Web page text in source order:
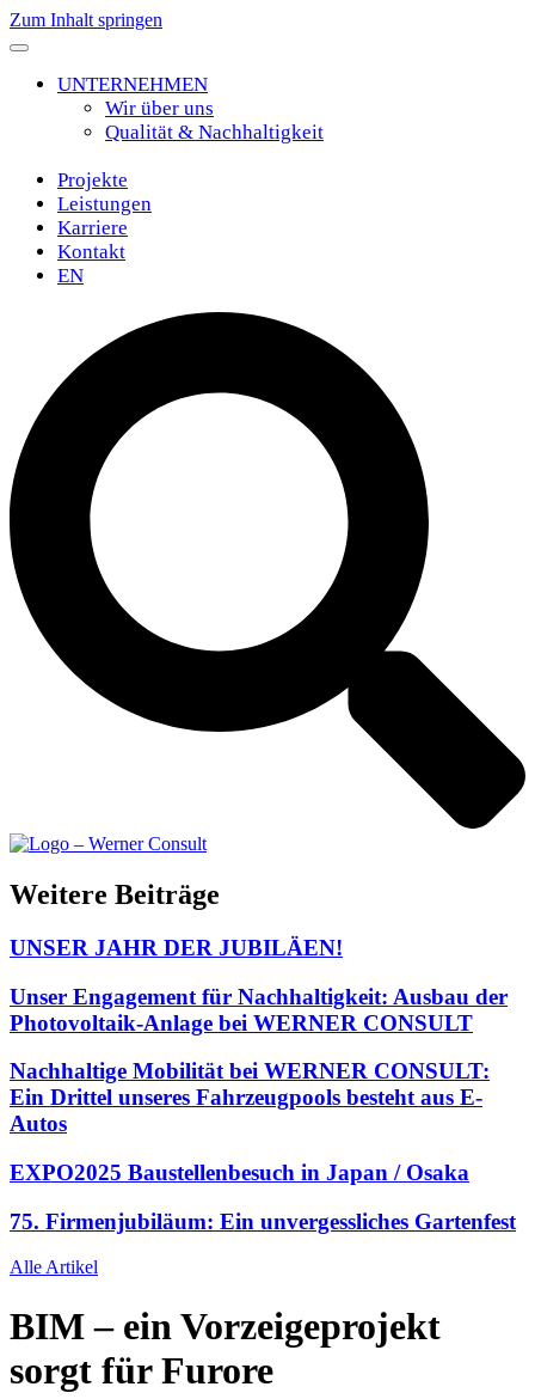
Zum Inhalt springen
UNTERNEHMEN
Wir über uns
Qualität & Nachhaltigkeit
Projekte
Leistungen
Karriere
Kontakt
EN
Weitere Beiträge
UNSER JAHR DER JUBILÄEN!
Unser Engagement für Nachhaltigkeit: Ausbau der
Photovoltaik-Anlage bei WERNER CONSULT
Nachhaltige Mobilität bei WERNER CONSULT:
Ein Drittel unseres Fahrzeugpools besteht aus E-
Autos
EXPO2025 Baustellenbesuch in Japan / Osaka
75. Firmenjubiläum: Ein unvergessliches Gartenfest
Alle Artikel
BIM – ein Vorzeigeprojekt
sorgt für Furore